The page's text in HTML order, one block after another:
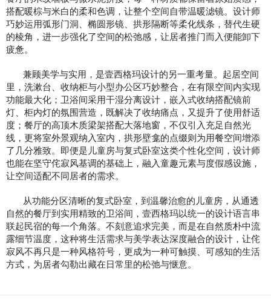
搭配暖棕与米白的柔和色调，让整个空间自带温暖滤镜。设计师
巧妙运用弧形门洞、椭圆形镜、拱形隔断等柔化线条，替代生硬
的棱角，进一步强化了空间的松弛感，让居者推门而入便能卸下
疲惫。
兼顾美学与实用，是壹西格玛设计的另一重考量。起居空间
里，洗漱台、收纳柜与小型办公区巧妙整合，在有限空间内实现
功能最大化；卫浴间采用干湿分离设计，嵌入式收纳搭配镜前
灯、柜内灯的氛围营造，既解决了收纳痛点，又提升了使用舒适
度；餐厅的高顶木质梁架搭配大落地窗，不仅引入充足自然光
线，更将室外景观纳入室内，拱形壁龛的点缀则为用餐空间增添
了几分雅致。即便是儿童房与复式卧室这类个性化空间，设计师
也能在坚守侘寂风基调的基础上，融入童趣元素与度假感设施，
让空间适配不同居者的需求。
从功能分区清晰的复式卧室，到温馨治愈的儿童房，从通透
自然的餐厅到实用精致的卫浴间，壹西格玛以统一的设计语言串
联起民宿的每一个角落。不刻意追求完美，而是在自然质朴中流
露细节温度，这种将生活需求与美学表达深度融合的设计，让侘
寂风不再只是一种风格符号，更成为一种可触摸、可感知的生活
方式，为居者勾勒出藏在日常里的松弛与惬意。